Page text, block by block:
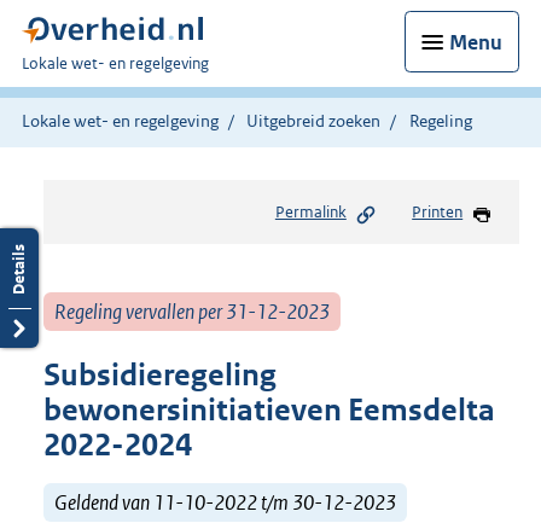
Menu
U
bent
hier:
Lokale wet- en regelgeving
Lokale wet- en regelgeving Uitgebreid zoeken Regeling
Permalink Printen
Regeling vervallen per 31-12-2023
Subsidieregeling
bewonersinitiatieven Eemsdelta
2022-2024
Geldend van 11-10-2022 t/m 30-12-2023